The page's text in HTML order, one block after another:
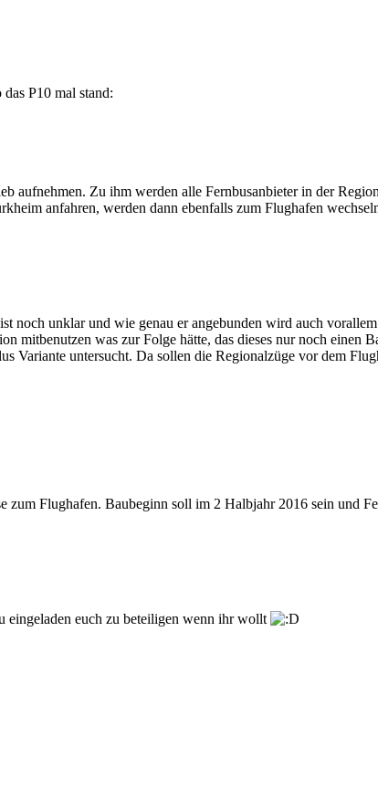
P10 mal stand:
aufnehmen. Zu ihm werden alle Fernbusanbieter in der
anfahren, werden dann ebenfalls zum Flughafen
noch unklar und wie genau er angebunden wird auch
mitbenutzen was zur Folge hätte, das dieses nur noch einen
Variante untersucht. Da sollen die Regionalzüge vor dem
Flughafen. Baubeginn soll im 2 Halbjahr 2016 sein und
eingeladen euch zu beteiligen wenn ihr wollt